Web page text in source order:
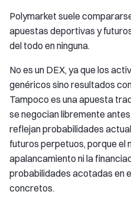
Polymarket suele
apuestas deportivas y
del todo en ninguna.
No es un DEX, ya que los
genéricos sino resultados
Tampoco es una apuesta
se negocian libremente
reflejan probabilidades
futuros perpetuos, porque el
apalancamiento ni la
probabilidades acotadas en
concretos.